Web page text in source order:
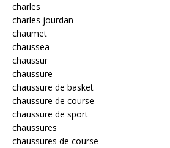
charles
charles jourdan
chaumet
chaussea
chaussur
chaussure
chaussure de basket
chaussure de course
chaussure de sport
chaussures
chaussures de course